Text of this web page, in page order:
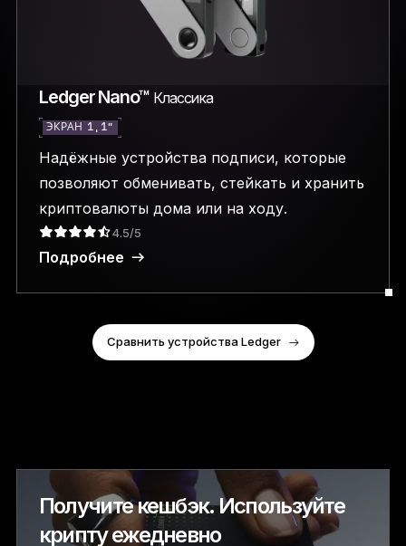
Ledger Nano™ Классика
ЭКРАН 1,1″
Надёжные устройства подписи, которые
позволяют обменивать, стейкать и хранить
криптовалюты дома или на ходу.
4.5/5
Подробнее
Сравнить устройства Ledger
Получите кешбэк. Используйте
крипту ежедневно